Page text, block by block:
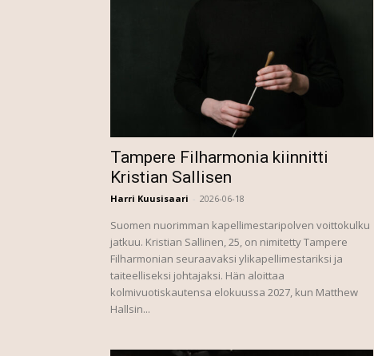
Tampere Filharmonia kiinnitti
Kristian Sallisen
Harri Kuusisaari - 2026-06-18
Suomen nuorimman kapellimestaripolven voittokulku
jatkuu. Kristian Sallinen, 25, on nimitetty Tampere
Filharmonian seuraavaksi ylikapellimestariksi ja
taiteelliseksi johtajaksi. Hän aloittaa
kolmivuotiskautensa elokuussa 2027, kun Matthew
Hallsin...